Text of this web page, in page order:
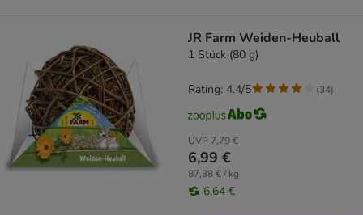
JR Farm Weiden-Heuball
1 Stück (80 g)
UVP 7,79 €
6,99 €
87,38 € / kg
6,64 €
Rating: 4.4/5 (34)